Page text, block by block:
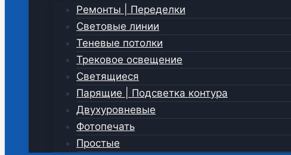
Ремонты | Переделки
Световые линии
Теневые потолки
Трековое освещение
Светящиеся
Парящие | Подсветка контура
Двухуровневые
Фотопечать
Простые